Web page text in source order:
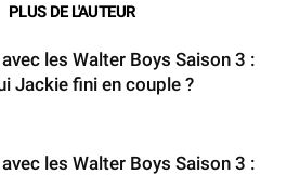
PLUS DE L'AUTEUR
les Walter Boys Saison 3 :
Jackie fini en couple ?
les Walter Boys Saison 3 :